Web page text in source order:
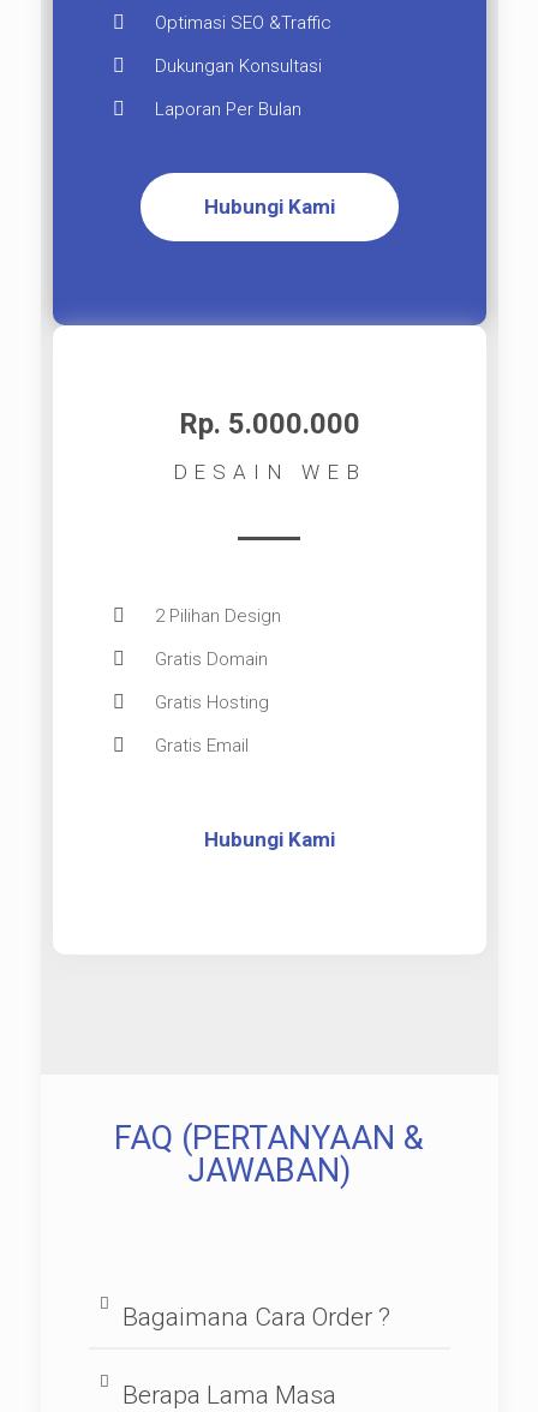
Optimasi SEO &Traffic
Dukungan Konsultasi
Laporan Per Bulan
Hubungi Kami
Rp. 5.000.000​
DESAIN WEB
2 Pilihan Design
Gratis Domain
Gratis Hosting
Gratis Email
Hubungi Kami
FAQ (PERTANYAAN &
JAWABAN)
Bagaimana Cara Order ?
Berapa Lama Masa